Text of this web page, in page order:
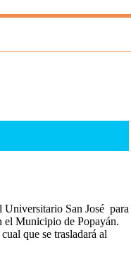
Universitario San José para
el Municipio de Popayán.
que se trasladará al